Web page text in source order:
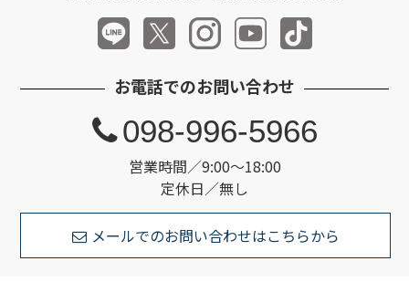
お電話でのお問い合わせ
営業時間／9:00～18:00
定休日／無し
098-996-5966
メールでのお問い合わせはこちらから